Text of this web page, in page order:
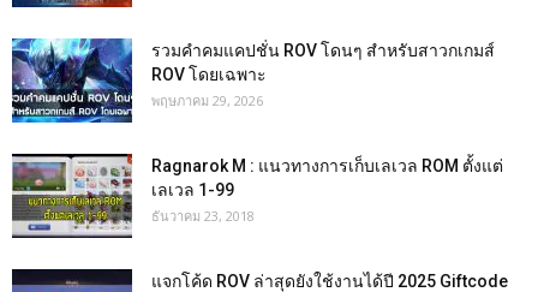
รวมคำคมแคปชั่น ROV โดนๆ สำหรับสาวกเกมส์
ROV โดยเฉพาะ
พฤษภาคม 29, 2026
Ragnarok M : แนวทางการเก็บเลเวล ROM ตั้งแต่
เลเวล 1-99
ธันวาคม 23, 2018
แจกโค้ด ROV ล่าสุดยังใช้งานได้ปี 2025 Giftcode